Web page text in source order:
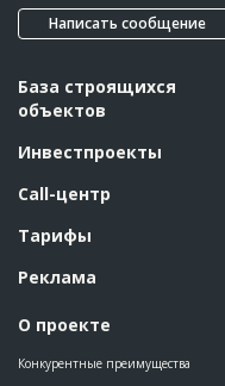
Написать сообщение
База строящихся
объектов
Инвестпроекты
Call-центр
Тарифы
Реклама
О проекте
Конкурентные преимущества